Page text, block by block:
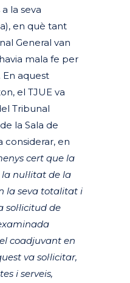
la seva
en què tant
General van
mala fe per
En aquest
el TJUE va
Tribunal
la Sala de
considerar, en
cert que la
nul·litat de la
la seva totalitat i
de
coadjuvant en
va sol·licitar,
i serveis,